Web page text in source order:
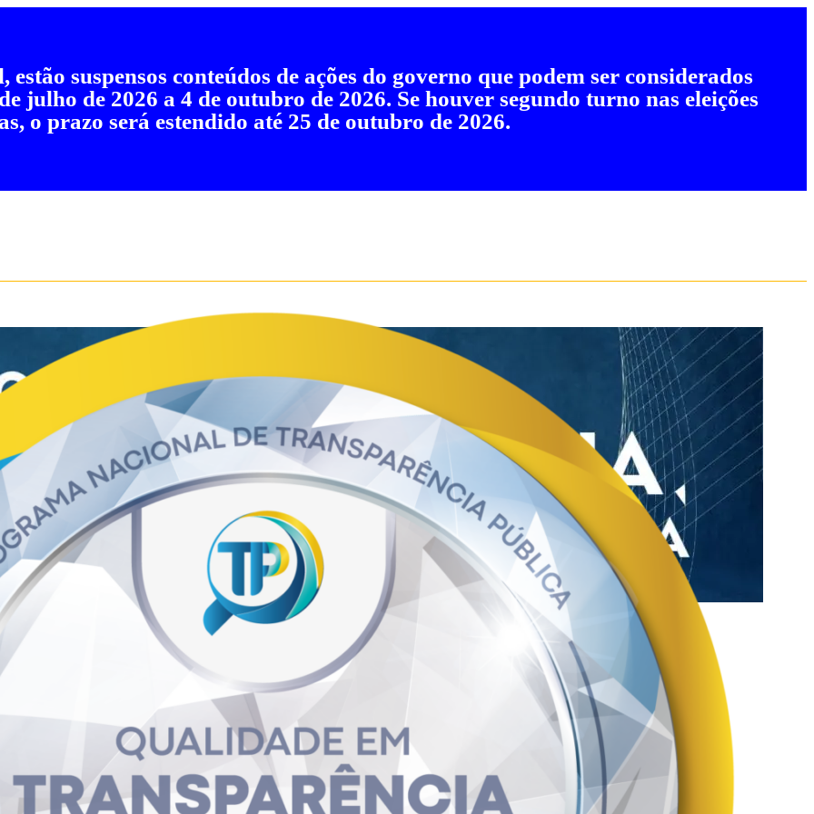
suspensos conteúdos de ações do governo que podem ser considerados
julho de 2026 a 4 de outubro de 2026. Se houver segundo turno nas eleições
o prazo será estendido até 25 de outubro de 2026.